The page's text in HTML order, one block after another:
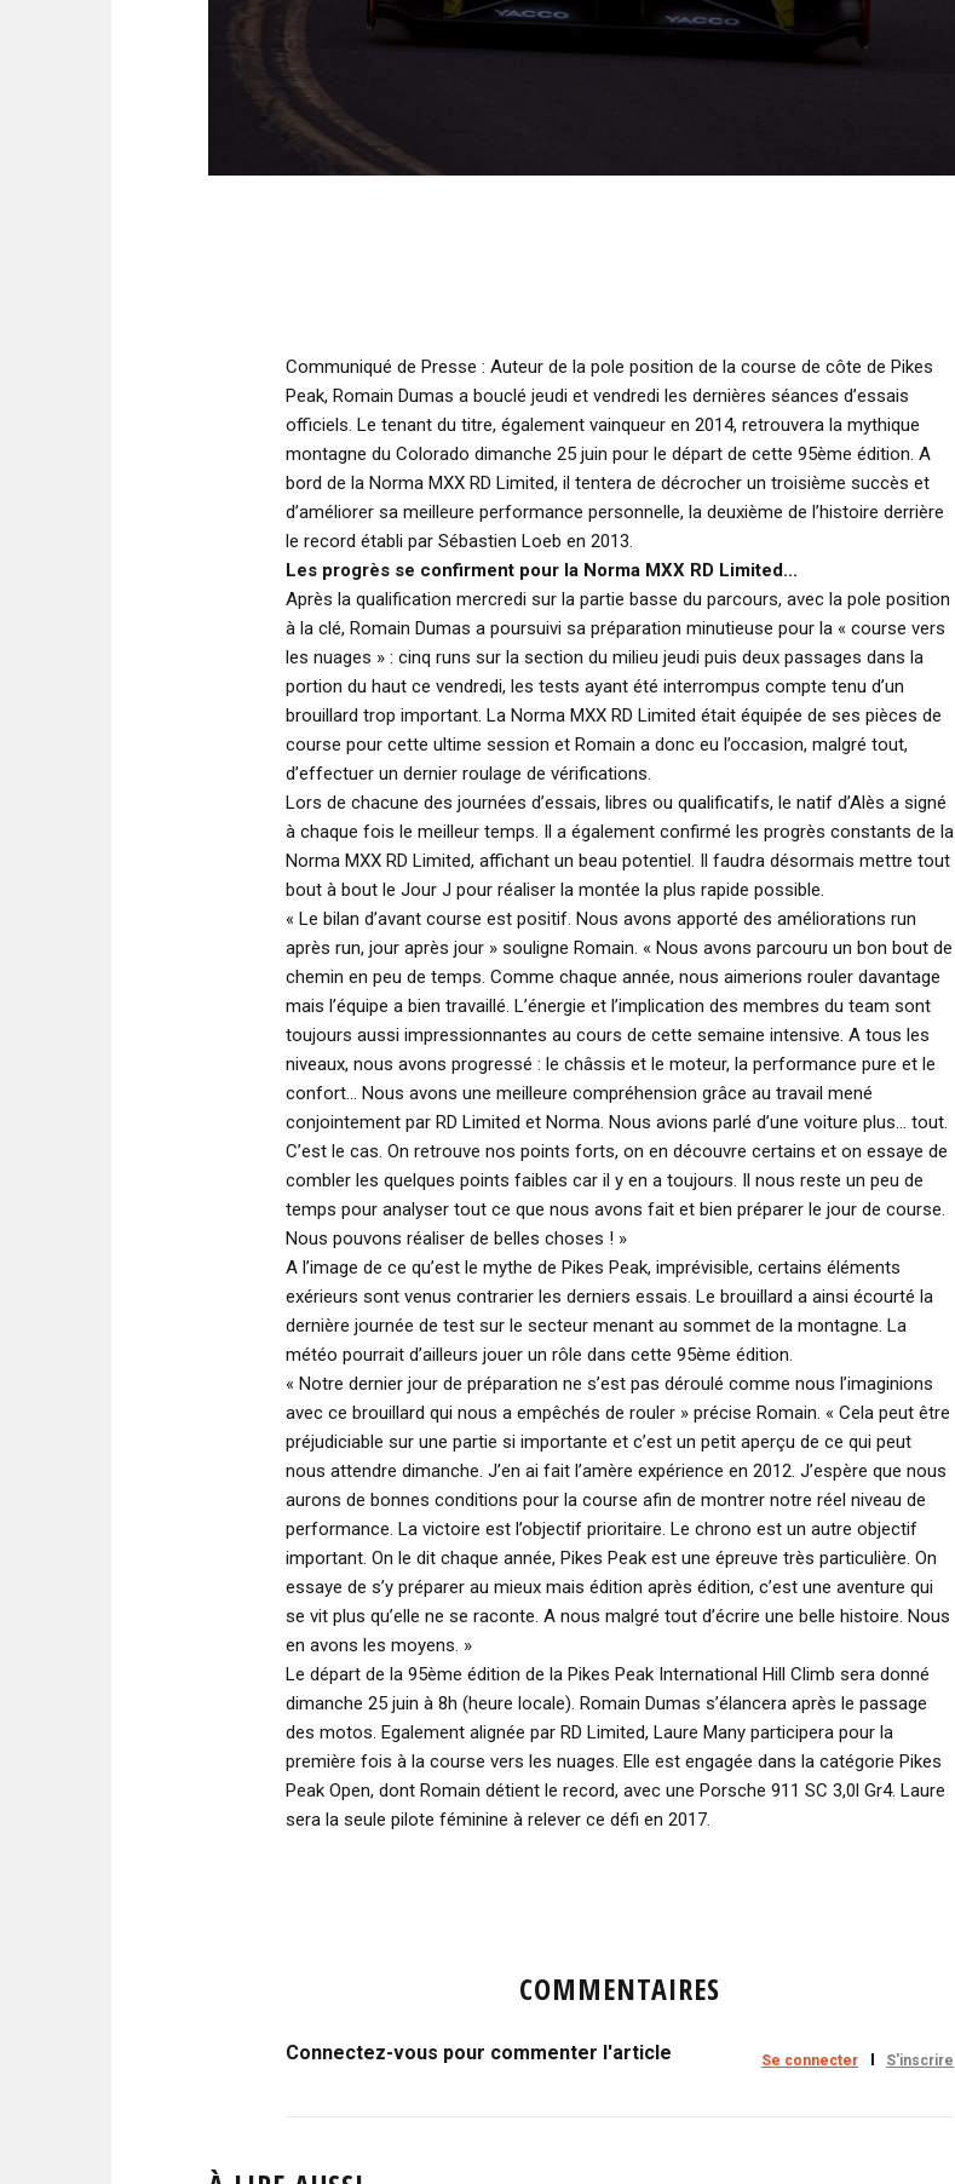
Communiqué de Presse : Auteur de la pole position de la course de côte de Pikes
Peak, Romain Dumas a bouclé jeudi et vendredi les dernières séances d’essais
officiels. Le tenant du titre, également vainqueur en 2014, retrouvera la mythique
montagne du Colorado dimanche 25 juin pour le départ de cette 95ème édition. A
bord de la Norma MXX RD Limited, il tentera de décrocher un troisième succès et
d’améliorer sa meilleure performance personnelle, la deuxième de l’histoire derrière
le record établi par Sébastien Loeb en 2013.
Les progrès se confirment pour la Norma MXX RD Limited...
Après la qualification mercredi sur la partie basse du parcours, avec la pole position
à la clé, Romain Dumas a poursuivi sa préparation minutieuse pour la « course vers
les nuages » : cinq runs sur la section du milieu jeudi puis deux passages dans la
portion du haut ce vendredi, les tests ayant été interrompus compte tenu d’un
brouillard trop important. La Norma MXX RD Limited était équipée de ses pièces de
course pour cette ultime session et Romain a donc eu l’occasion, malgré tout,
d’effectuer un dernier roulage de vérifications.
Lors de chacune des journées d’essais, libres ou qualificatifs, le natif d’Alès a signé
à chaque fois le meilleur temps. Il a également confirmé les progrès constants de la
Norma MXX RD Limited, affichant un beau potentiel. Il faudra désormais mettre tout
bout à bout le Jour J pour réaliser la montée la plus rapide possible.
« Le bilan d’avant course est positif. Nous avons apporté des améliorations run
après run, jour après jour » souligne Romain. « Nous avons parcouru un bon bout de
chemin en peu de temps. Comme chaque année, nous aimerions rouler davantage
mais l’équipe a bien travaillé. L’énergie et l’implication des membres du team sont
toujours aussi impressionnantes au cours de cette semaine intensive. A tous les
niveaux, nous avons progressé : le châssis et le moteur, la performance pure et le
confort... Nous avons une meilleure compréhension grâce au travail mené
conjointement par RD Limited et Norma. Nous avions parlé d’une voiture plus... tout.
C’est le cas. On retrouve nos points forts, on en découvre certains et on essaye de
combler les quelques points faibles car il y en a toujours. Il nous reste un peu de
temps pour analyser tout ce que nous avons fait et bien préparer le jour de course.
Nous pouvons réaliser de belles choses ! »
A l’image de ce qu’est le mythe de Pikes Peak, imprévisible, certains éléments
exérieurs sont venus contrarier les derniers essais. Le brouillard a ainsi écourté la
dernière journée de test sur le secteur menant au sommet de la montagne. La
météo pourrait d’ailleurs jouer un rôle dans cette 95ème édition.
« Notre dernier jour de préparation ne s’est pas déroulé comme nous l’imaginions
avec ce brouillard qui nous a empêchés de rouler » précise Romain. « Cela peut être
préjudiciable sur une partie si importante et c’est un petit aperçu de ce qui peut
nous attendre dimanche. J’en ai fait l’amère expérience en 2012. J’espère que nous
aurons de bonnes conditions pour la course afin de montrer notre réel niveau de
performance. La victoire est l’objectif prioritaire. Le chrono est un autre objectif
important. On le dit chaque année, Pikes Peak est une épreuve très particulière. On
essaye de s’y préparer au mieux mais édition après édition, c’est une aventure qui
se vit plus qu’elle ne se raconte. A nous malgré tout d’écrire une belle histoire. Nous
en avons les moyens. »
Le départ de la 95ème édition de la Pikes Peak International Hill Climb sera donné
dimanche 25 juin à 8h (heure locale). Romain Dumas s’élancera après le passage
des motos. Egalement alignée par RD Limited, Laure Many participera pour la
première fois à la course vers les nuages. Elle est engagée dans la catégorie Pikes
Peak Open, dont Romain détient le record, avec une Porsche 911 SC 3,0l Gr4. Laure
sera la seule pilote féminine à relever ce défi en 2017.
COMMENTAIRES
Connectez-vous pour commenter l'article Se connecter S'inscrire